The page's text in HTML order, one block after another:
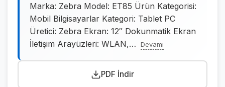
Marka: Zebra Model: ET85 Ürün Kategorisi:
Mobil Bilgisayarlar Kategori: Tablet PC
Üretici: Zebra Ekran: 12″ Dokunmatik Ekran
İletişim Arayüzleri: WLAN,… Devamı
PDF İndir